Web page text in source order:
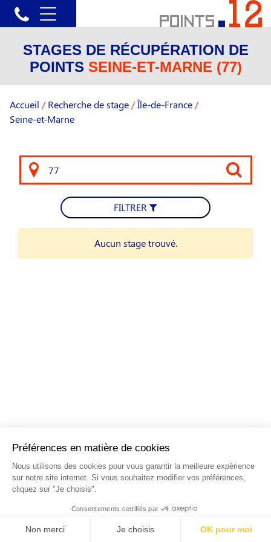
STAGES DE RÉCUPÉRATION DE
POINTS SEINE-ET-MARNE (77)
Accueil / Recherche de stage /Île-de-France /
Seine-et-Marne
FILTRER
Aucun stage trouvé.